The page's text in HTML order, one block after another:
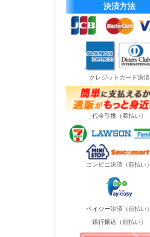
決済方法
クレジットカード決済
代金引換（着払い）
コンビニ決済（前払い）
ペイジー決済（前払い）
銀行振込（前払い）